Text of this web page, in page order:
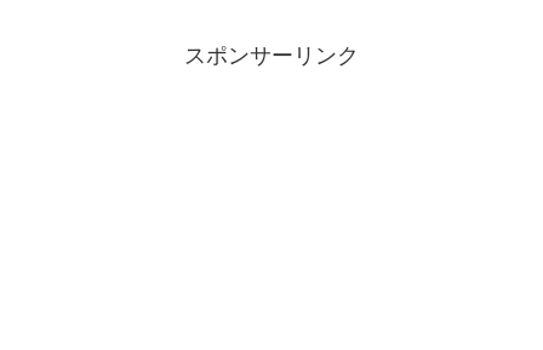
スポンサーリンク